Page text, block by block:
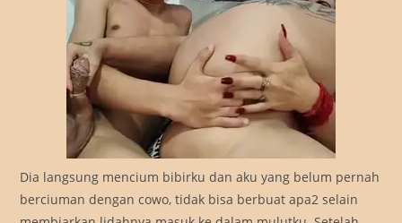
Dia langsung mencium bibirku dan aku yang belum pernah
berciuman dengan cowo, tidak bisa berbuat apa2 selain